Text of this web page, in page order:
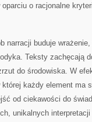
oparciu o racjonalne
narracji buduje
Teksty zachęcają
do środowiska. W
której każdy element ma
od ciekawości do
unikalnych